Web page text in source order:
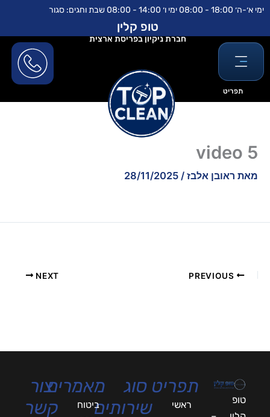
לתוכן
דילוג
ימי א׳-ה׳ 18:00 - 08:00 ימי ו׳ 14:00 - 08:00 שבת וחגים: סגור
תפריט
טופ קלין
חברת ניקיון בפריסת ארצית
video 5
מאת ראובן אלבז /
28/11/2025
NEXT
טופ
תפריט
ראשי
סוג
שירותים
מאמרים
ביטוח
צור
קשר